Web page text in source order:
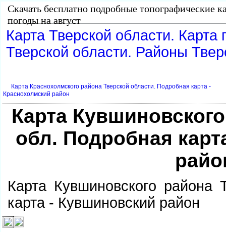
Скачать бесплатно подробные топографические
погоды на август
Карта Тверской области. Карта
Тверской области. Районы
Карта Краснохолмского района Тверской области. Подробная карта -
Краснохолмский район
Карта
обл. Подробная
Карта Кувшиновского района
карта - Кувшиновский район